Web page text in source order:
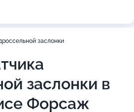
заслонки
заслонки в
Форсаж